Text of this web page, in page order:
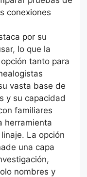
conexiones
por su
lo que la
tanto para
vasta base de
y su capacidad
familiares
herramienta
La opción
una capa
nombres y